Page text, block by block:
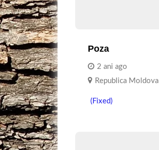
Poza
2 ani ago
Republica Moldova
(Fixed)